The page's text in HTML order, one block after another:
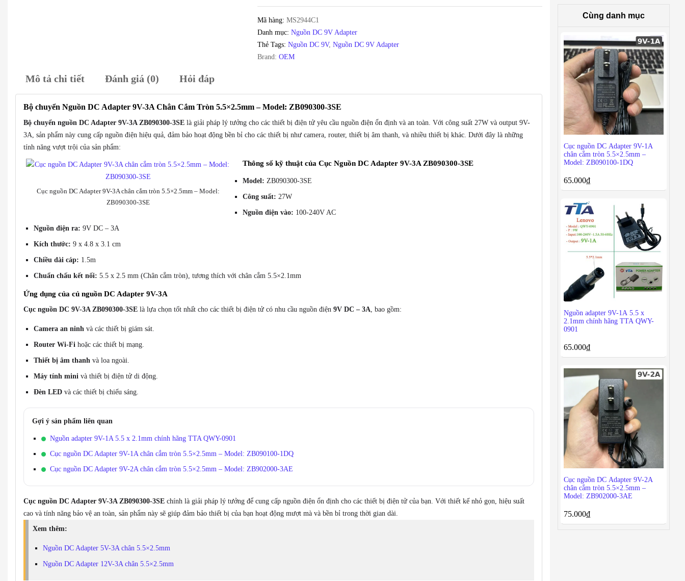
DC
Adapter
9V-
3A
chân
ZB090300-
3SE
lượng
Mã hàng: MS2944C1
Danh mục: Nguồn DC 9V Adapter
Thẻ Tags: Nguồn DC 9V, Nguồn DC 9V Adapter
Brand: OEM
Mô tả chi tiết Đánh giá (0) Hỏi đáp
Bộ chuyển Nguồn DC Adapter 9V-3A Chân Cắm Tròn 5.5×2.5mm – Model: ZB090300-3SE
Bộ chuyển nguồn DC Adapter 9V-3A ZB090300-3SE là giải pháp lý tưởng cho các thiết bị điện tử yêu cầu nguồn điện ổn định và an toàn. Với công suất 27W và output 9V-
3A, sản phẩm này cung cấp nguồn điện hiệu quả, đảm bảo hoạt động bền bỉ cho các thiết bị như camera, router, thiết bị âm thanh, và nhiều thiết bị khác. Dưới đây là những
tính năng vượt trội của sản phẩm:
Cục nguồn DC Adapter 9V-3A chân cắm tròn 5.5×2.5mm – Model:
ZB090300-3SE
Thông số kỹ thuật của Cục Nguồn DC Adapter 9V-3A ZB090300-3SE
Model: ZB090300-3SE
Công suất: 27W
Nguồn điện vào: 100-240V AC
Nguồn điện ra: 9V DC – 3A
Kích thước: 9 x 4.8 x 3.1 cm
Chiều dài cáp: 1.5m
Chuẩn chấu kết nối: 5.5 x 2.5 mm (Chân cắm tròn), tương thích với chân cắm 5.5×2.1mm
Ứng dụng của củ nguồn DC Adapter 9V-3A
Cục nguồn DC 9V-3A ZB090300-3SE là lựa chọn tốt nhất cho các thiết bị điện tử có nhu cầu nguồn điện 9V DC – 3A, bao gồm:
Camera an ninh và các thiết bị giám sát.
Router Wi-Fi hoặc các thiết bị mạng.
Thiết bị âm thanh và loa ngoài.
Máy tính mini và thiết bị điện tử di động.
Đèn LED và các thiết bị chiếu sáng.
Gợi ý sản phẩm liên quan
Nguồn adapter 9V-1A 5.5 x 2.1mm chính hãng TTA QWY-0901
Cục nguồn DC Adapter 9V-1A chân cắm tròn 5.5×2.5mm – Model: ZB090100-1DQ
Cục nguồn DC Adapter 9V-2A chân cắm tròn 5.5×2.5mm – Model: ZB902000-3AE
Cục nguồn DC Adapter 9V-3A ZB090300-3SE chính là giải pháp lý tưởng để cung cấp nguồn điện ổn định cho các thiết bị điện tử của bạn. Với thiết kế nhỏ gọn, hiệu suất
cao và tính năng bảo vệ an toàn, sản phẩm này sẽ giúp đảm bảo thiết bị của bạn hoạt động mượt mà và bền bỉ trong thời gian dài.
Xem thêm:
Nguồn DC Adapter 5V-3A chân 5.5×2.5mm
Nguồn DC Adapter 12V-3A chân 5.5×2.5mm
Cùng danh mục
Cục nguồn DC Adapter 9V-1A
chân cắm tròn 5.5×2.5mm –
Model: ZB090100-1DQ
65.000₫
Nguồn adapter 9V-1A 5.5 x
2.1mm chính hãng TTA QWY-
0901
65.000₫
Cục nguồn DC Adapter 9V-2A
chân cắm tròn 5.5×2.5mm –
Model: ZB902000-3AE
75.000₫